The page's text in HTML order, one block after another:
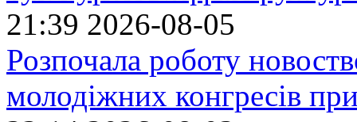
21:39 2026-08-05
Розпочала роботу
молодіжних конгресів